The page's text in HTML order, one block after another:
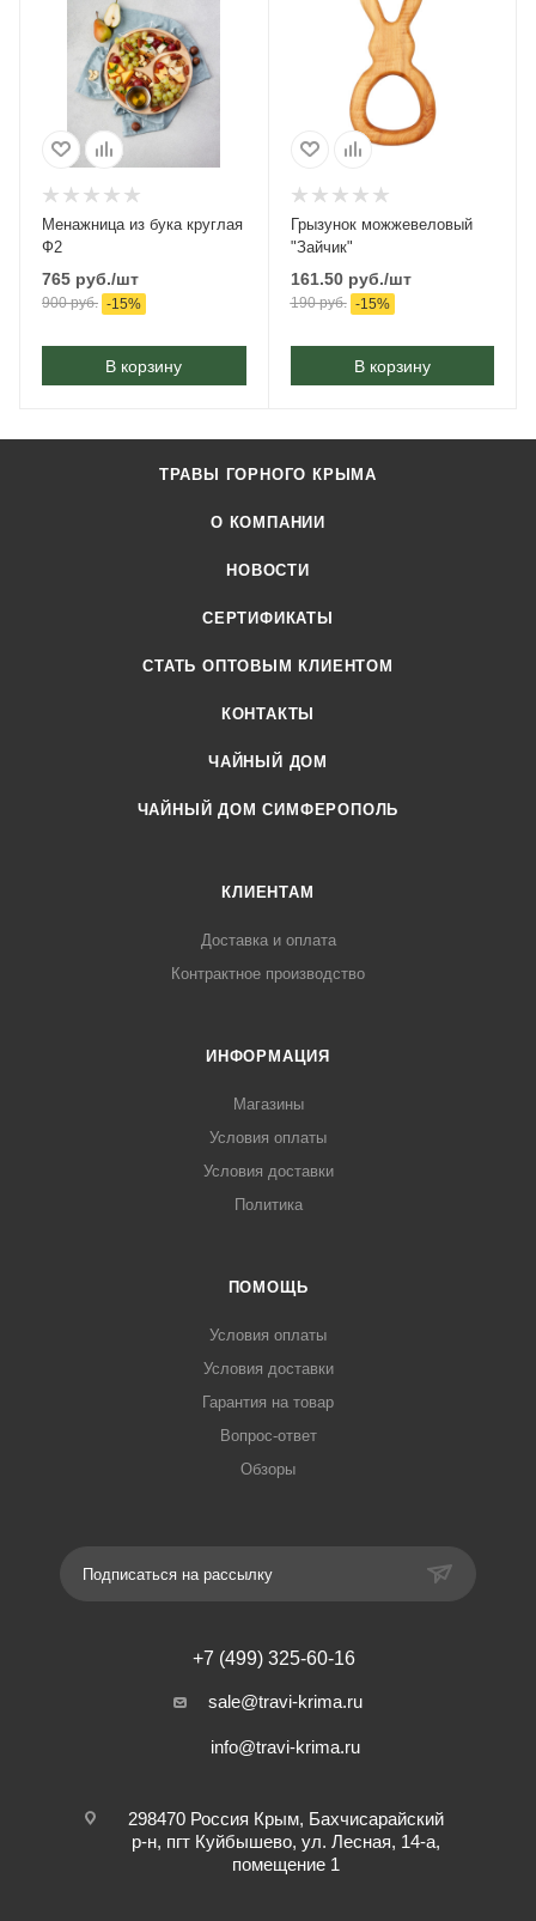
Менажница из бука круглая
Ф2
765 руб./шт
900руб. -15%
В корзину
Грызунок можжевеловый
"Зайчик"
161.50руб./шт
190руб. -15%
В корзину
ТРАВЫ ГОРНОГО КРЫМА
О КОМПАНИИ
НОВОСТИ
СЕРТИФИКАТЫ
CТАТЬ ОПТОВЫМ КЛИЕНТОМ
КОНТАКТЫ
ЧАЙНЫЙ ДОМ
ЧАЙНЫЙ ДОМ СИМФЕРОПОЛЬ
КЛИЕНТАМ
Доставка и оплата
Контрактное производство
ИНФОРМАЦИЯ
Магазины
Условия оплаты
Условия доставки
Политика
ПОМОЩЬ
Условия оплаты
Условия доставки
Гарантия на товар
Вопрос-ответ
Обзоры
Подписаться на рассылку
+7 (499) 325-60-16
sale@travi-krima.ru
info@travi-krima.ru
298470 Россия Крым, Бахчисарайский
р-н, пгт Куйбышево, ул. Лесная, 14-а,
помещение 1